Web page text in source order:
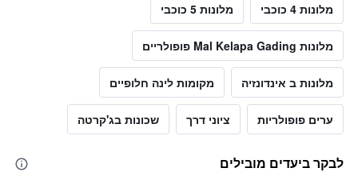
מלונות 4 כוכבי מלונות 5 כוכבי
מלונות Mal Kelapa Gading פופולריים
מלונות ב אינדונזיה מקומות לינה חלופיים
ערים פופולריות ציוני דרך שכונות בג'קרטה
לבקר ביעדים מובילים